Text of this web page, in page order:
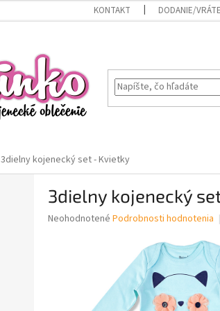
KONTAKT DODANIE/
3dielny kojenecký set - Kvietky
3dielny kojenecký
Priemerné
Neohodnotené Podrobnosti hodnotenia